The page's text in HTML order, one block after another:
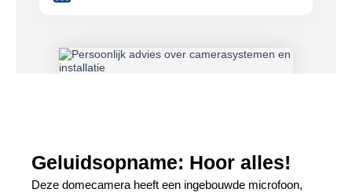
Geluidsopname: Hoor alles!
Deze domecamera heeft een ingebouwde microfoon,